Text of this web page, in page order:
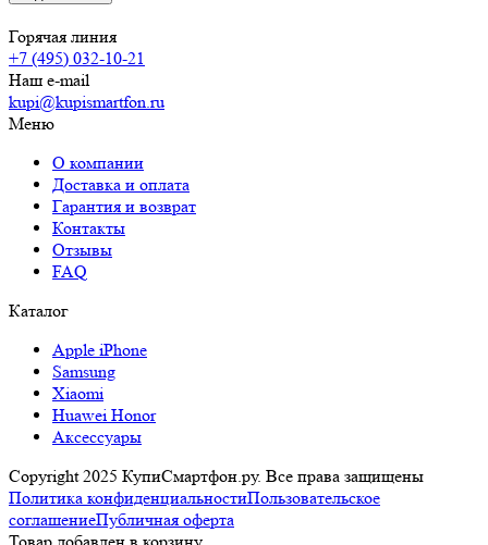
Горячая линия
+7 (495) 032-10-21
Наш e-mail
kupi@kupismartfon.ru
Меню
О компании
Доставка и оплата
Гарантия и возврат
Контакты
Отзывы
FAQ
Каталог
Apple iPhone
Samsung
Xiaomi
Huawei Honor
Аксессуары
Copyright 2025 КупиСмартфон.ру. Все права защищены
Политика конфиденциальностиПользовательское
соглашениеПубличная оферта